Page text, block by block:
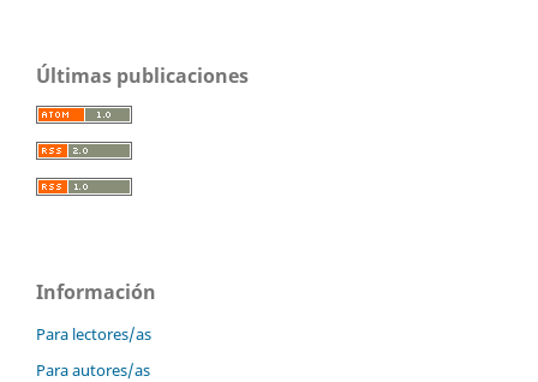
Últimas publicaciones
Información
Para lectores/as
Para autores/as